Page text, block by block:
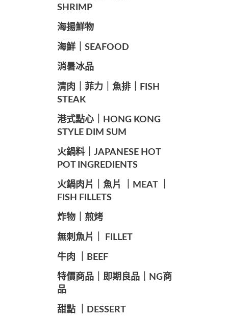
SHRIMP
海揚鮮物
海鮮｜SEAFOOD
️消暑冰品
️清肉｜菲力｜魚排｜FISH
STEAK
️港式點心｜HONG KONG
STYLE DIM SUM
️火鍋料｜JAPANESE HOT
POT INGREDIENTS
️火鍋肉片｜魚片 ｜MEAT ｜
FISH FILLETS
️炸物｜煎烤
️無刺魚片｜ FILLET
牛肉 ｜BEEF
️特價商品｜即期良品｜NG商
品
甜點 ｜DESSERT